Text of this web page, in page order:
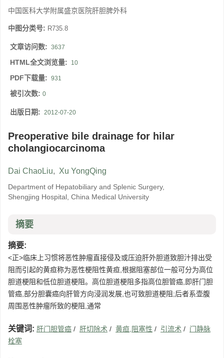
中国医科大学附属盛京医院肝胆脾外科
中图分类号: R735.8
文章访问数: 3637
HTML全文浏览量: 10
PDF下载量: 931
被引次数: 0
出版日期: 2012-07-20
Preoperative bile drainage for hilar
cholangiocarcinoma
Dai ChaoLiu, Xu YongQing
Department of Hepatobiliary and Splenic Surgery,
Shengjing Hospital, China Medical University
摘要
摘要:
<正>临床上习惯将恶性肿瘤直接侵及或压迫肝外胆道致胆汁排出受
阻而引起的黄疸称为恶性梗阻性黄疸,根据阻塞部位一般可分为高位
胆道梗阻和低位胆道梗阻。高位胆道梗阻多指高位胆管癌,即肝门胆
管癌,部分胆囊癌向肝管方向浸润发展,也可致胆道梗阻;后者系壶腹
周围恶性肿瘤所致的梗阻,通常
关键词: 肝门胆管癌 / 肝切除术 / 黄疸,阻塞性 / 引流术 / 门静脉
栓塞